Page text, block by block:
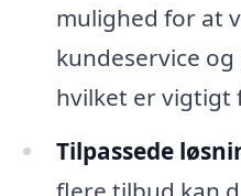
mulighed for at
kundeservice
hvilket er vigtigt
Tilpassede